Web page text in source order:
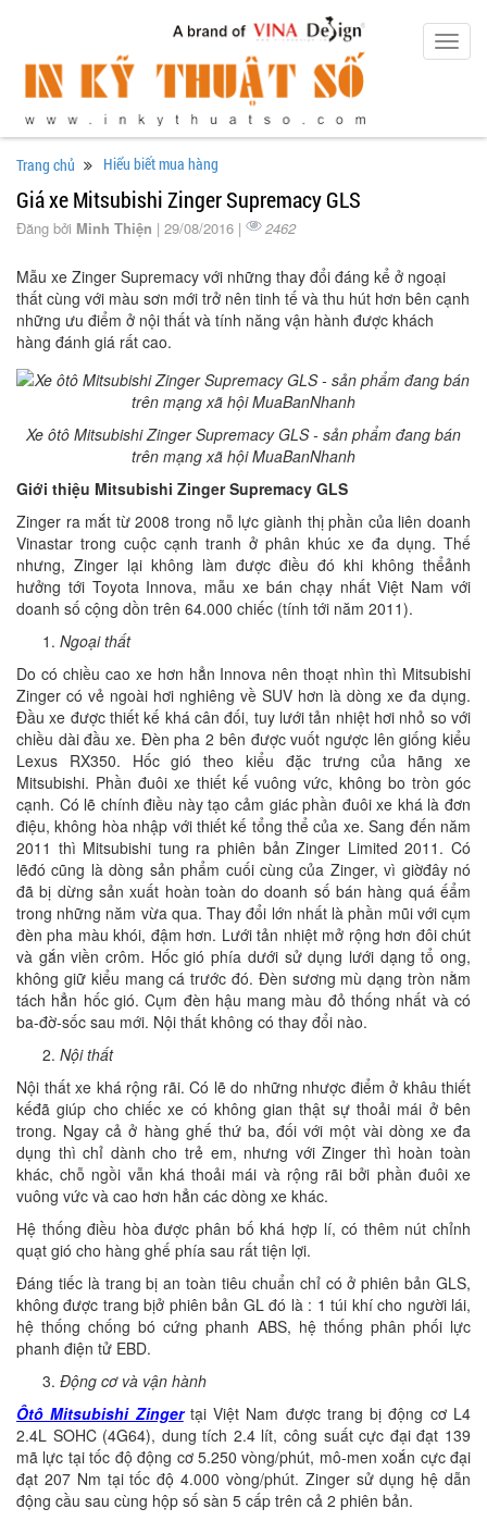
Trang chủ Hiểu biết mua hàng
Giá xe Mitsubishi Zinger Supremacy GLS
Đăng bởi Minh Thiện | 29/08/2016 | 2462
Mẫu xe Zinger Supremacy với những thay đổi đáng kể ở ngoại
thất cùng với màu sơn mới trở nên tinh tế và thu hút hơn bên cạnh
những ưu điểm ở nội thất và tính năng vận hành được khách
hàng đánh giá rất cao.
Xe ôtô Mitsubishi Zinger Supremacy GLS - sản phẩm đang bán
trên mạng xã hội MuaBanNhanh
Giới thiệu Mitsubishi Zinger Supremacy GLS
Zinger ra mắt từ 2008 trong nỗ lực giành thị phần của liên doanh
Vinastar trong cuộc cạnh tranh ở phân khúc xe đa dụng. Thế
nhưng, Zinger lại không làm được điều đó khi không thểảnh
hưởng tới Toyota Innova, mẫu xe bán chạy nhất Việt Nam với
doanh số cộng dồn trên 64.000 chiếc (tính tới năm 2011).
Ngoại thất
Do có chiều cao xe hơn hẳn Innova nên thoạt nhìn thì Mitsubishi
Zinger có vẻ ngoài hơi nghiêng về SUV hơn là dòng xe đa dụng.
Đầu xe được thiết kế khá cân đối, tuy lưới tản nhiệt hơi nhỏ so với
chiều dài đầu xe. Đèn pha 2 bên được vuốt ngược lên giống kiểu
Lexus RX350. Hốc gió theo kiểu đặc trưng của hãng xe
Mitsubishi. Phần đuôi xe thiết kế vuông vức, không bo tròn góc
cạnh. Có lẽ chính điều này tạo cảm giác phần đuôi xe khá là đơn
điệu, không hòa nhập với thiết kế tổng thể của xe. Sang đến năm
2011 thì Mitsubishi tung ra phiên bản Zinger Limited 2011. Có
lẽđó cũng là dòng sản phẩm cuối cùng của Zinger, vì giờđây nó
đã bị dừng sản xuất hoàn toàn do doanh số bán hàng quá ếẩm
trong những năm vừa qua. Thay đổi lớn nhất là phần mũi với cụm
đèn pha màu khói, đậm hơn. Lưới tản nhiệt mở rộng hơn đôi chút
và gắn viền crôm. Hốc gió phía dưới sử dụng lưới dạng tổ ong,
không giữ kiểu mang cá trước đó. Đèn sương mù dạng tròn nằm
tách hẳn hốc gió. Cụm đèn hậu mang màu đỏ thống nhất và có
ba-đờ-sốc sau mới. Nội thất không có thay đổi nào.
Nội thất
Nội thất xe khá rộng rãi. Có lẽ do những nhược điểm ở khâu thiết
kếđã giúp cho chiếc xe có không gian thật sự thoải mái ở bên
trong. Ngay cả ở hàng ghế thứ ba, đối với một vài dòng xe đa
dụng thì chỉ dành cho trẻ em, nhưng với Zinger thì hoàn toàn
khác, chỗ ngồi vẫn khá thoải mái và rộng rãi bởi phần đuôi xe
vuông vức và cao hơn hẳn các dòng xe khác.
Hệ thống điều hòa được phân bố khá hợp lí, có thêm nút chỉnh
quạt gió cho hàng ghế phía sau rất tiện lợi.
Đáng tiếc là trang bị an toàn tiêu chuẩn chỉ có ở phiên bản GLS,
không được trang bịở phiên bản GL đó là : 1 túi khí cho người lái,
hệ thống chống bó cứng phanh ABS, hệ thống phân phối lực
phanh điện tử EBD.
Động cơ và vận hành
Ôtô Mitsubishi Zingertại Việt Nam được trang bị động cơ L4
2.4L SOHC (4G64), dung tích 2.4 lít, công suất cực đại đạt 139
mã lực tại tốc độ động cơ 5.250 vòng/phút, mô-men xoắn cực đại
đạt 207 Nm tại tốc độ 4.000 vòng/phút. Zinger sử dụng hệ dẫn
động cầu sau cùng hộp số sàn 5 cấp trên cả 2 phiên bản.